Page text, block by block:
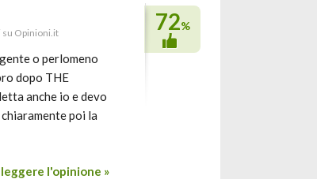
su Opinioni.it
o perlomeno
dopo THE
anche io e devo
poi la
l'opinione »
72%